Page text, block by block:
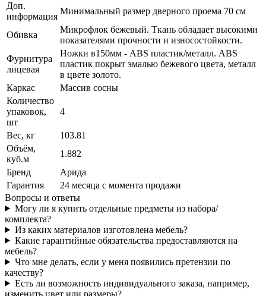
Доп.
информация
Минимальный размер дверного проема 70 см
Обивка
Микрофлок бежевый. Ткань обладает высокими
показателями прочности и износостойкости.
Фурнитура
лицевая
Ножки в150мм - ABS пластик/металл. ABS
пластик покрыт эмалью бежевого цвета, металл
в цвете золото.
Каркас
Массив сосны
Количество
упаковок,
шт
4
Вес, кг
103.81
Объём,
куб.м
1.882
Бренд
Арида
Гарантия
24 месяца с момента продажи
Вопросы и ответы
Могу ли я купить отдельные предметы из набора/
комплекта?
Из каких материалов изготовлена мебель?
Какие гарантийные обязательства предоставляются на
мебель?
Что мне делать, если у меня появились претензии по
качеству?
Есть ли возможность индивидуального заказа, например,
изменить цвет или размеры?